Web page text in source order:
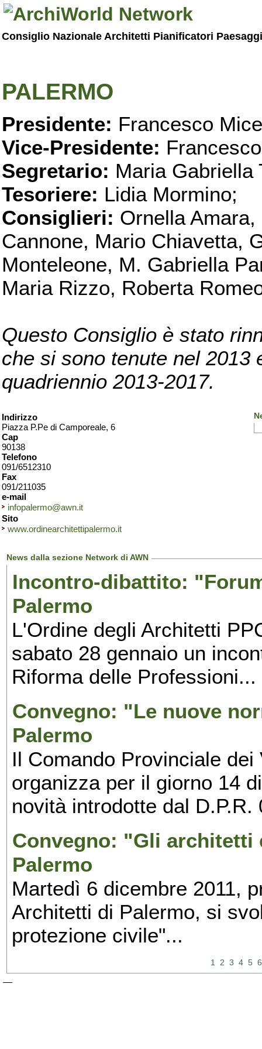
Consiglio Nazionale Architetti Pianificatori
PALERMO
Presidente: Francesco
Vice-Presidente:
Segretario: Maria Gabriella
Tesoriere: Lidia Mormino;
Consiglieri: Ornella
Cannone, Mario Chiavetta,
Monteleone, M. Gabriella
Maria Rizzo, Roberta
Questo Consiglio è stato
che si sono tenute nel 2013
quadriennio 2013-2017.
Indirizzo
Piazza P.Pe di Camporeale, 6
Cap
90138
Telefono
091/6512310
Fax
091/211035
e-mail
infopalermo@awn.it
Sito
www.ordinearchitettipalermo.it
News dalla sezione Network di AWN
Incontro-dibattito:
Palermo
L'Ordine degli Architetti
sabato 28 gennaio un
Riforma delle Professioni...
Convegno: "Le nuove
Palermo
Il Comando Provinciale
organizza per il giorno 14
novità introdotte dal
Convegno: "Gli architetti
Palermo
Martedì 6 dicembre 2011,
Architetti di Palermo, si
protezione civile"...
1 2 3 4 5 6